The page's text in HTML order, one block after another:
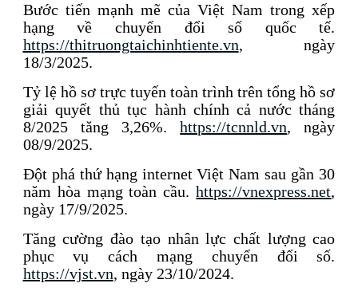
Bước tiến mạnh mẽ của Việt Nam trong xếp
hạng về chuyển đổi số quốc tế.
https://thitruongtaichinhtiente.vn, ngày
18/3/2025.
Tỷ lệ hồ sơ trực tuyến toàn trình trên tổng hồ sơ
giải quyết thủ tục hành chính cả nước tháng
8/2025 tăng 3,26%.https://tcnnld.vn, ngày
08/9/2025.
Đột phá thứ hạng internet Việt Nam sau gần 30
năm hòa mạng toàn cầu.https://vnexpress.net,
ngày 17/9/2025.
Tăng cường đào tạo nhân lực chất lượng cao
phục vụ cách mạng chuyển đổi số.
https://vjst.vn, ngày 23/10/2024.